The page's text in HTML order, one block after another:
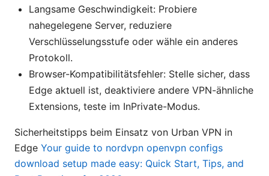
Langsame Geschwindigkeit: Probiere
nahegelegene Server, reduziere
Verschlüsselungsstufe oder wähle ein anderes
Protokoll.
Browser-Kompatibilitätsfehler: Stelle sicher, dass
Edge aktuell ist, deaktiviere andere VPN-ähnliche
Extensions, teste im InPrivate-Modus.
Sicherheitstipps beim Einsatz von Urban VPN in
Edge Your guide to nordvpn openvpn configs
download setup made easy: Quick Start, Tips, and